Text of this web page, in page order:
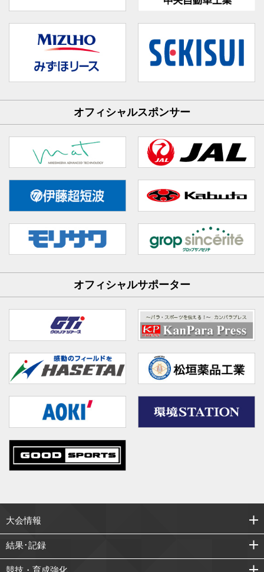
オフィシャルスポンサー
オフィシャルサポーター
大会情報
結果･記録